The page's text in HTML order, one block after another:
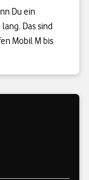
Du ein
Das sind
Mobil M bis